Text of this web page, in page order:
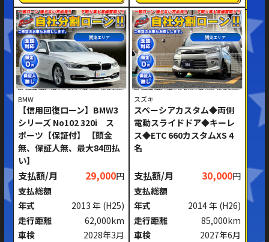
関東エリア
BMW
【信用回復ローン】BMW3
シリーズ No102 320i ス
ポーツ【保証付】 【頭金
無、保証人無、最大84回払
い】
支払額/月 29,000円
支払総額
年式
2013 年 (H25)
走行距離
62,000km
車検
2028年3月
関東エリア
スズキ
スペーシアカスタム◆両側
電動スライドドア◆キーレ
ス◆ETC 660カスタムXS 4
名
支払額/月 30,000円
支払総額
年式
2014 年 (H26)
走行距離
85,000km
車検
2027年6月